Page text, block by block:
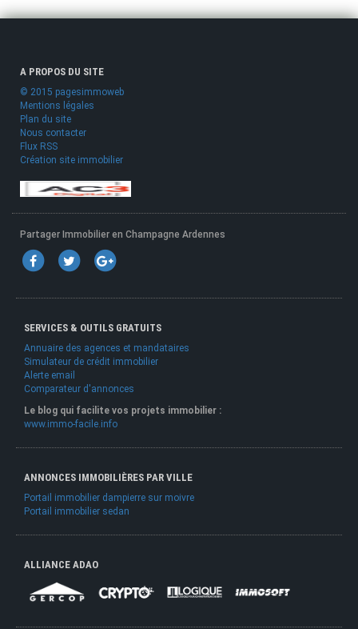
A PROPOS DU SITE
© 2015 pagesimmoweb
Mentions légales
Plan du site
Nous contacter
Flux RSS
Création site immobilier
Partager Immobilier en Champagne Ardennes
SERVICES & OUTILS GRATUITS
Annuaire des agences et mandataires
Simulateur de crédit immobilier
Alerte email
Comparateur d'annonces
Le blog qui facilite vos projets immobilier :
www.immo-facile.info
ANNONCES IMMOBILIÈRES PAR VILLE
Portail immobilier dampierre sur moivre
Portail immobilier sedan
ALLIANCE ADAO